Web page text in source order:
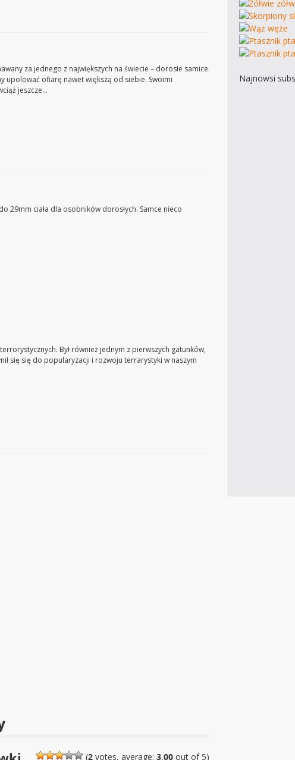
za jednego z największych na świecie – dorosłe samice
upolować ofiarę nawet większą od siebie. Swoimi
jeszcze…
29mm ciała dla osobników dorosłych. Samce nieco
Był również jednym z pierwszych gatunków,
się się do popularyzacji i rozwoju terrarystyki w naszym
(2 votes, average: 3,00 out of 5)
Najnowsi